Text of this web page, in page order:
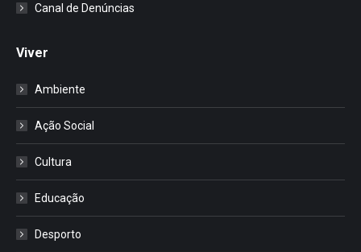
Canal de Denúncias
Viver
Ambiente
Ação Social
Cultura
Educação
Desporto